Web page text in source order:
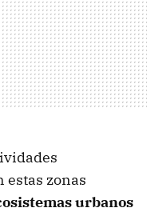
estas zonas
urbanos